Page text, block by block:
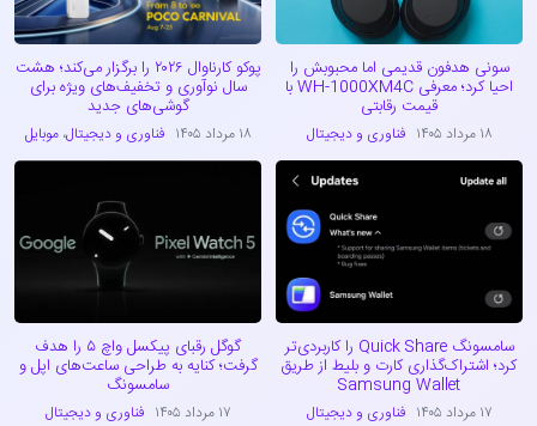
سونی هدفون قدیمی اما محبوبش را
احیا کرد؛ معرفی WH-1000XM4C با
قیمت رقابتی
۱۸ مرداد ۱۴۰۵ فناوری و دیجیتال
پوکو کارناوال ۲۰۲۶ را برگزار می‌کند؛ هشت
سال نوآوری و تخفیف‌های ویژه برای
گوشی‌های جدید
۱۸ مرداد ۱۴۰۵ فناوری و دیجیتال،موبایل
سامسونگ Quick Share را کاربردی‌تر
کرد؛ اشتراک‌گذاری کارت و بلیط از طریق
Samsung Wallet
۱۷ مرداد ۱۴۰۵ فناوری و دیجیتال
گوگل رقبای پیکسل واچ ۵ را هدف
گرفت؛ کنایه به طراحی ساعت‌های اپل و
سامسونگ
۱۷ مرداد ۱۴۰۵ فناوری و دیجیتال